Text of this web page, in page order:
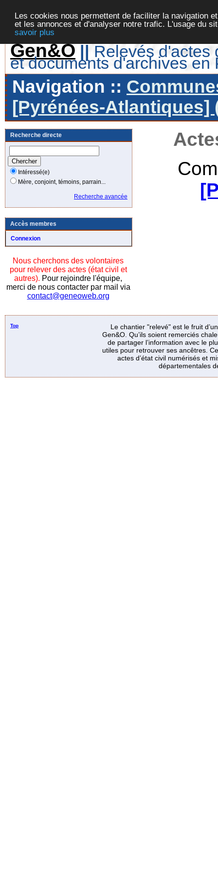
Les cookies nous permettent de faciliter la navigation
et les annonces et d'analyser notre trafic. L'usage du
savoir plus
Gen&O || Relevés d'actes
et documents d'archives en
Navigation ::
[Pyrénées-Atlantiques]
Recherche directe
Intéressé(e)
Mère, conjoint, témoins, parrain...
Recherche avancée
Accès membres
Connexion
Nous cherchons des volontaires
pour relever des actes (état civil et
autres). Pour rejoindre l'équipe,
merci de nous contacter par mail via
contact@geneoweb.org
Top
Le chantier "relevé" est le fruit
Gen&O. Qu’ils soient remerciés
de partager l’information avec le
utiles pour retrouver ses ancêtres.
actes d’état civil numérisés et
départementales